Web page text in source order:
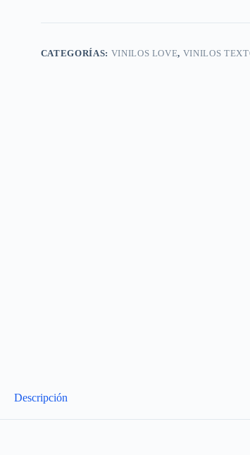
CATEGORÍAS: VINILOS LOVE, VINILOS
Descripción